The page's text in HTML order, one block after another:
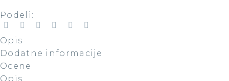
Podeli:
Opis
Dodatne informacije
Ocene
Opis